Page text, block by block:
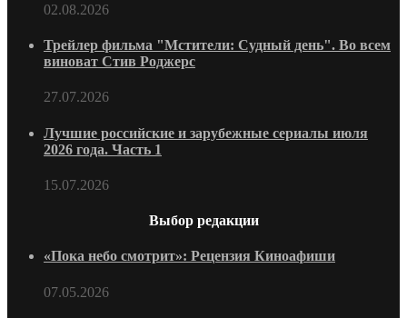
02.08.2026
Трейлер фильма "Мстители: Судный день". Во всем
виноват Стив Роджерс
27.07.2026
Лучшие российские и зарубежные сериалы июля
2026 года. Часть 1
15.07.2026
Выбор редакции
«Пока небо смотрит»: Рецензия Киноафиши
07.05.2026